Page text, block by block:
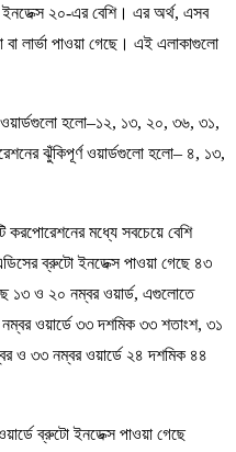
ইনডেক্স ২০-এর বেশি। এর অর্থ, এসব
বা লার্ভা পাওয়া গেছে। এই এলাকাগুলো
ওয়ার্ডগুলো হলো–১২, ১৩, ২০, ৩৬, ৩১,
ঝুঁকিপূর্ণ ওয়ার্ডগুলো হলো– ৪, ১৩,
করপোরেশনের মধ্যে সবচেয়ে বেশি
ব্রুটো ইনডেক্স পাওয়া গেছে ৪৩
১৩ ও ২০ নম্বর ওয়ার্ড, এগুলোতে
ওয়ার্ডে ৩৩ দশমিক ৩৩ শতাংশ, ৩১
ও ৩৩ নম্বর ওয়ার্ডে ২৪ দশমিক ৪৪
ব্রুটো ইনডেক্স পাওয়া গেছে